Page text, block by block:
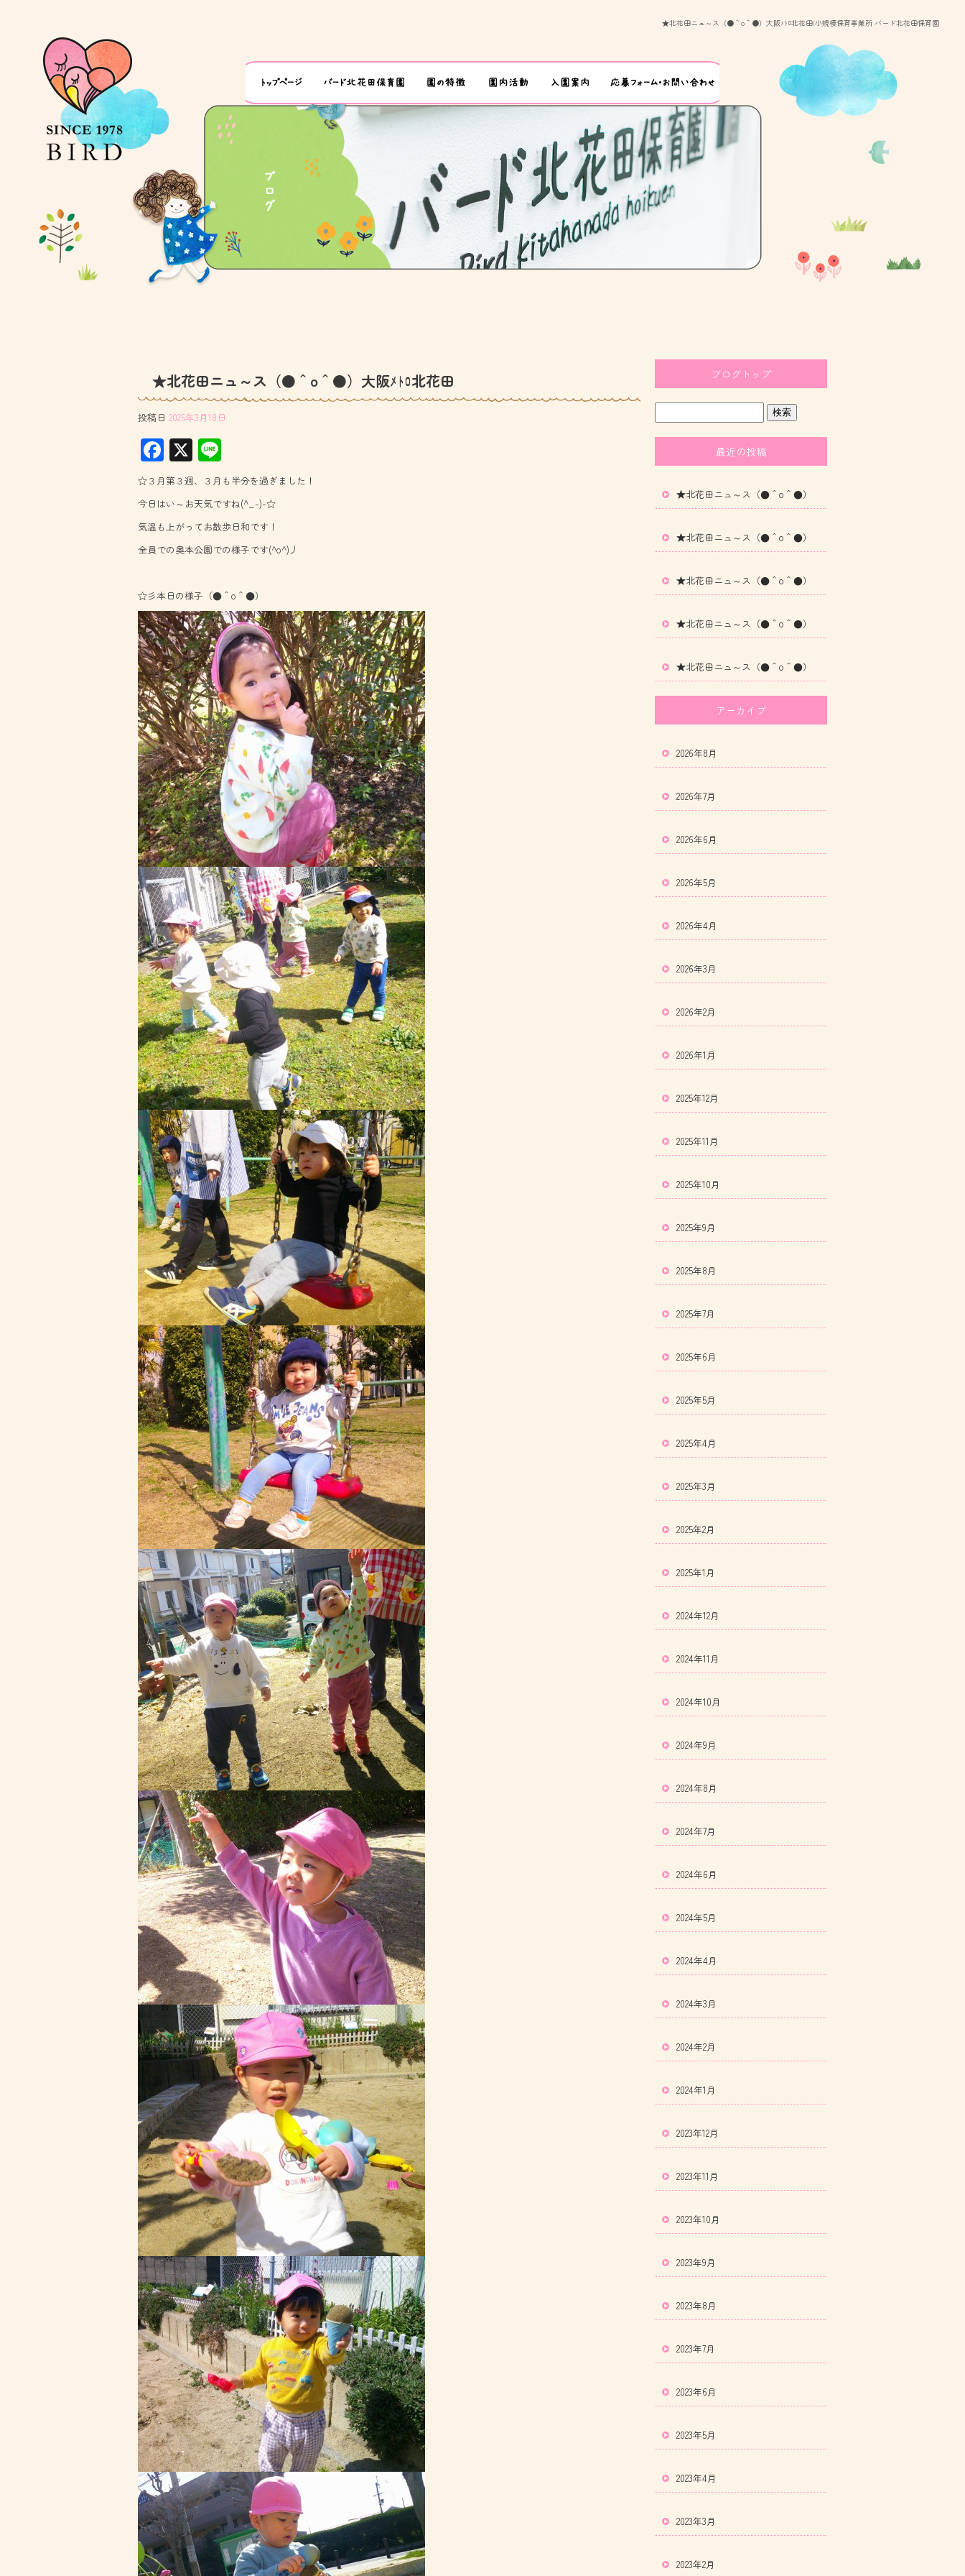
★北花田ニュ～ス（●＾o＾●）大阪ﾒﾄﾛ北花田|小規模保育事業所 バード北花田保育園
★北花田ニュ～ス（●＾o＾●）大阪ﾒﾄﾛ北花田
投稿日 2025年3月18日
F
ac
e
b
o
ok
X
ne
☆３月第３週、３月も半分を過ぎました！
今日はい～お天気ですね(^_-)-☆
気温も上がってお散歩日和です！
全員での奥本公園での様子です(^o^)丿
☆彡本日の様子（●＾o＾●）
ブログトップ
最近の投稿
★北花田ニュ～ス（●＾o＾●）
★北花田ニュ～ス（●＾o＾●）
★北花田ニュ～ス（●＾o＾●）
★北花田ニュ～ス（●＾o＾●）
★北花田ニュ～ス（●＾o＾●）
アーカイブ
2026年8月
2026年7月
2026年6月
2026年5月
2026年4月
2026年3月
2026年2月
2026年1月
2025年12月
2025年11月
2025年10月
2025年9月
2025年8月
2025年7月
2025年6月
2025年5月
2025年4月
2025年3月
2025年2月
2025年1月
2024年12月
2024年11月
2024年10月
2024年9月
2024年8月
2024年7月
2024年6月
2024年5月
2024年4月
2024年3月
2024年2月
2024年1月
2023年12月
2023年11月
2023年10月
2023年9月
2023年8月
2023年7月
2023年6月
2023年5月
2023年4月
2023年3月
2023年2月